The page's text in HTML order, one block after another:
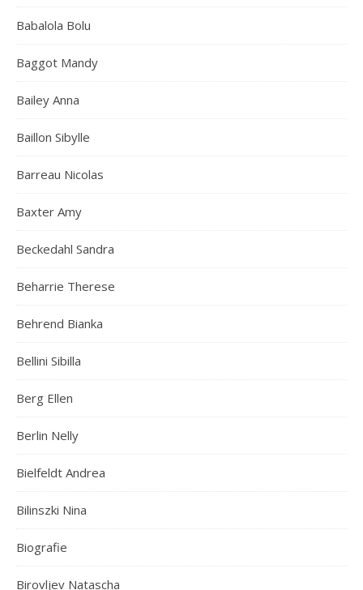
Babalola Bolu
Baggot Mandy
Bailey Anna
Baillon Sibylle
Barreau Nicolas
Baxter Amy
Beckedahl Sandra
Beharrie Therese
Behrend Bianka
Bellini Sibilla
Berg Ellen
Berlin Nelly
Bielfeldt Andrea
Bilinszki Nina
Biografie
Birovljev Natascha